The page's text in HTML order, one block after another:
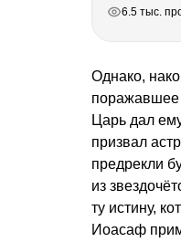
6.5 тыс.
Однако,
Царь дал
призвал
предрекли
из
ту истину,
Иоасаф